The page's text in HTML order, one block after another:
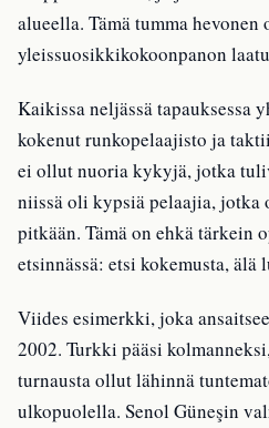
alueella. Tämä tumma
yleissuosikkikokoonpanon
Kaikissa neljässä tapauksessa
kokenut runkopelaajisto ja
ei ollut nuoria kykyjä, jotka
niissä oli kypsiä pelaajia, jotka
pitkään. Tämä on ehkä tärkein
etsinnässä: etsi kokemusta, älä
Viides esimerkki, joka
2002. Turkki pääsi
turnausta ollut lähinnä
ulkopuolella. Senol Güneşin